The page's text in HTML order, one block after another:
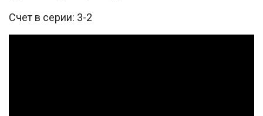
Счет в серии: 3-2